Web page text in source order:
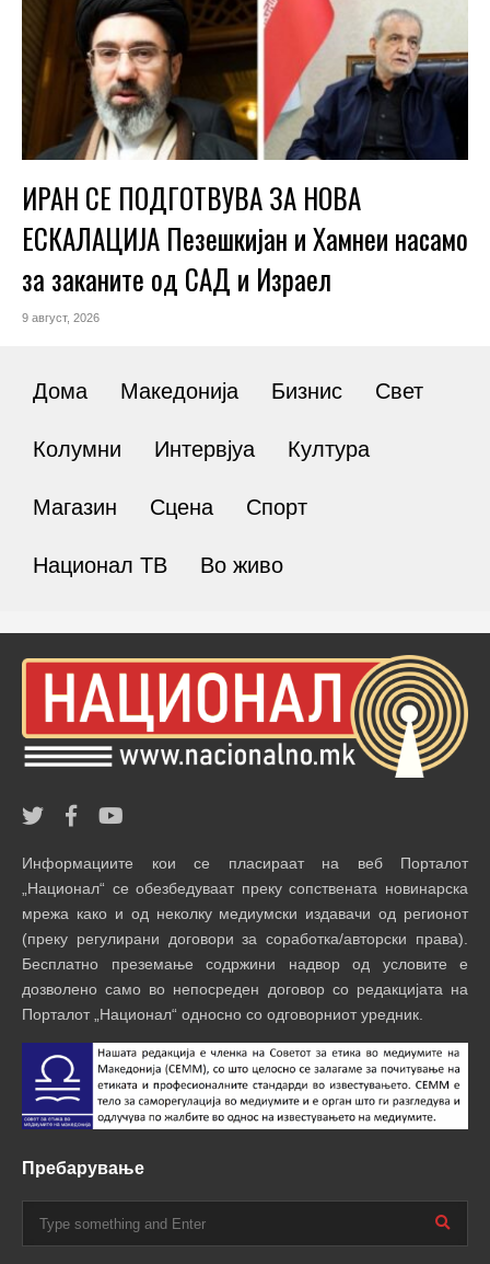
ИРАН СЕ ПОДГОТВУВА ЗА НОВА
ЕСКАЛАЦИЈА Пезешкијан и Хамнеи насамо
за заканите од САД и Израел
9 август, 2026
Дома Македонија Бизнис Свет
Колумни Интервјуа Култура
Магазин Сцена Спорт
Национал ТВ Во живо
Информациите кои се пласираат на веб Порталот
„Национал“ се обезбедуваат преку сопствената новинарска
мрежа како и од неколку медиумски издавачи од регионот
(преку регулирани договори за соработка/авторски права).
Бесплатно преземање содржини надвор од условите е
дозволено само во непосреден договор со редакцијата на
Порталот „Национал“ односно со одговорниот уредник.
Пребарување